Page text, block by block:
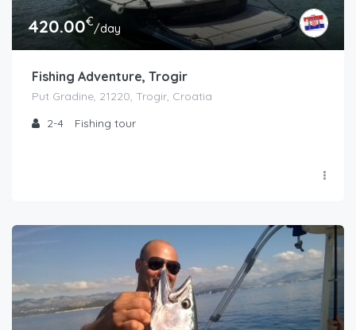
420.00€/day
Fishing Adventure, Trogir
Put Gradine, 21220, Trogir, Croatia
2-4
Fishing tour